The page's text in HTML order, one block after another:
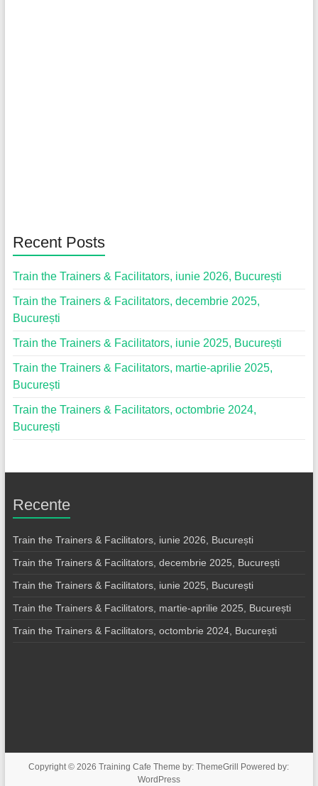
Recent Posts
Train the Trainers & Facilitators, iunie 2026, București
Train the Trainers & Facilitators, decembrie 2025,
București
Train the Trainers & Facilitators, iunie 2025, București
Train the Trainers & Facilitators, martie-aprilie 2025,
București
Train the Trainers & Facilitators, octombrie 2024,
București
Recente
Train the Trainers & Facilitators, iunie 2026, București
Train the Trainers & Facilitators, decembrie 2025, București
Train the Trainers & Facilitators, iunie 2025, București
Train the Trainers & Facilitators, martie-aprilie 2025, București
Train the Trainers & Facilitators, octombrie 2024, București
Copyright © 2026Training Cafe Theme by:ThemeGrill
Powered by:
WordPress